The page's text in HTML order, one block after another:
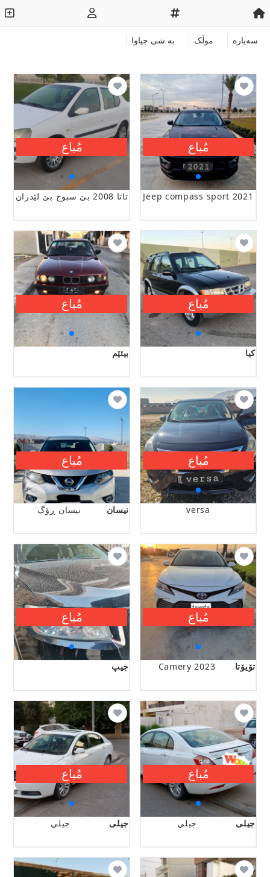
سەیارە موڵک به‌ شی جیاوا
Jeep compass sport 2021
مُباع
تاتا 2008 بێ سبوخ بێ لێدران
مُباع
کیا
مُباع
بیئێم
مُباع
versa
مُباع
نیسان نیسان ڕۆگ
مُباع
تۆیۆتا Camery 2023
مُباع
جیپ
مُباع
جیلی جيلي
مُباع
جیلی جيلي
مُباع